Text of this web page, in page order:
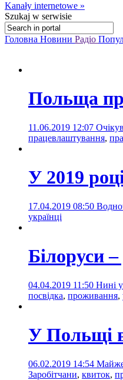
Kanały internetowe »
Szukaj w serwisie
Головна Новини Радіо
Польща
11.06.2019 12:07
працевлаштування,
У 2019
17.04.2019 08:50
українці
Білоруси
04.04.2019 11:50 Нині
посвідка, проживання,
У Польщі
06.02.2019 14:54 Майже
Заробітчани, квиток,